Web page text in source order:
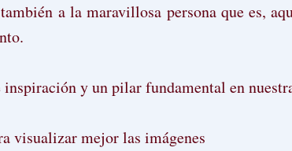
a la maravillosa persona que es,
y un pilar fundamental en
visualizar mejor las imágenes